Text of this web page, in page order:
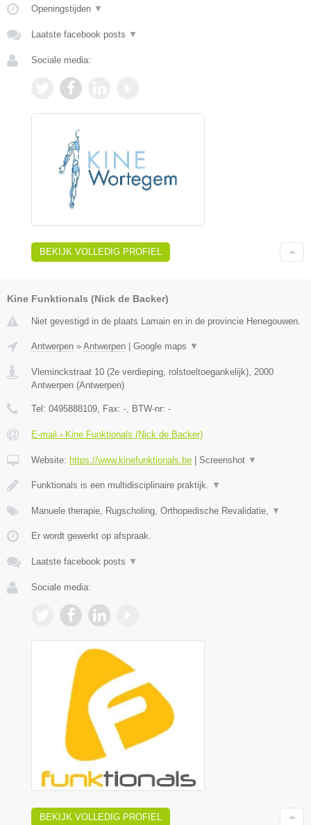
Openingstijden ▼
Laatste facebook posts ▼
Sociale media:
BEKIJK VOLLEDIG PROFIEL
Kine Funktionals (Nick de Backer)
Niet gevestigd in de plaats Lamain en in de provincie Henegouwen.
Antwerpen » Antwerpen | Google maps ▼
Vleminckstraat 10 (2e verdieping, rolstoeltoegankelijk) 2000
Antwerpen (Antwerpen)
Tel: 0495888109 , Fax: - , BTW-nr: -
E-mail › Kine Funktionals (Nick de Backer)
Website: https://www.kinefunktionals.be | Screenshot ▼
Funktionals is een multidisciplinaire praktijk. ▼
Manuele therapie, Rugscholing, Orthopedische Revalidatie, ▼
Er wordt gewerkt op afspraak.
Laatste facebook posts ▼
Sociale media:
BEKIJK VOLLEDIG PROFIEL